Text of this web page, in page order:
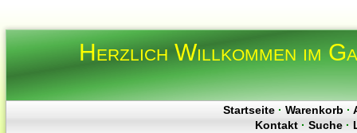
Herzlich Willkommen im
Startseite · Warenkorb ·
Kontakt · Suche ·